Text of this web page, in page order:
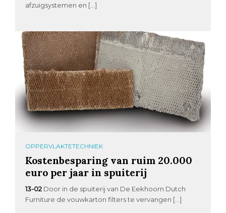
afzuigsystemen en […]
OPPERVLAKTETECHNIEK
Kostenbesparing van ruim 20.000
euro per jaar in spuiterij
13-02 Door in de spuiterij van De Eekhoorn Dutch
Furniture de vouwkarton filters te vervangen […]